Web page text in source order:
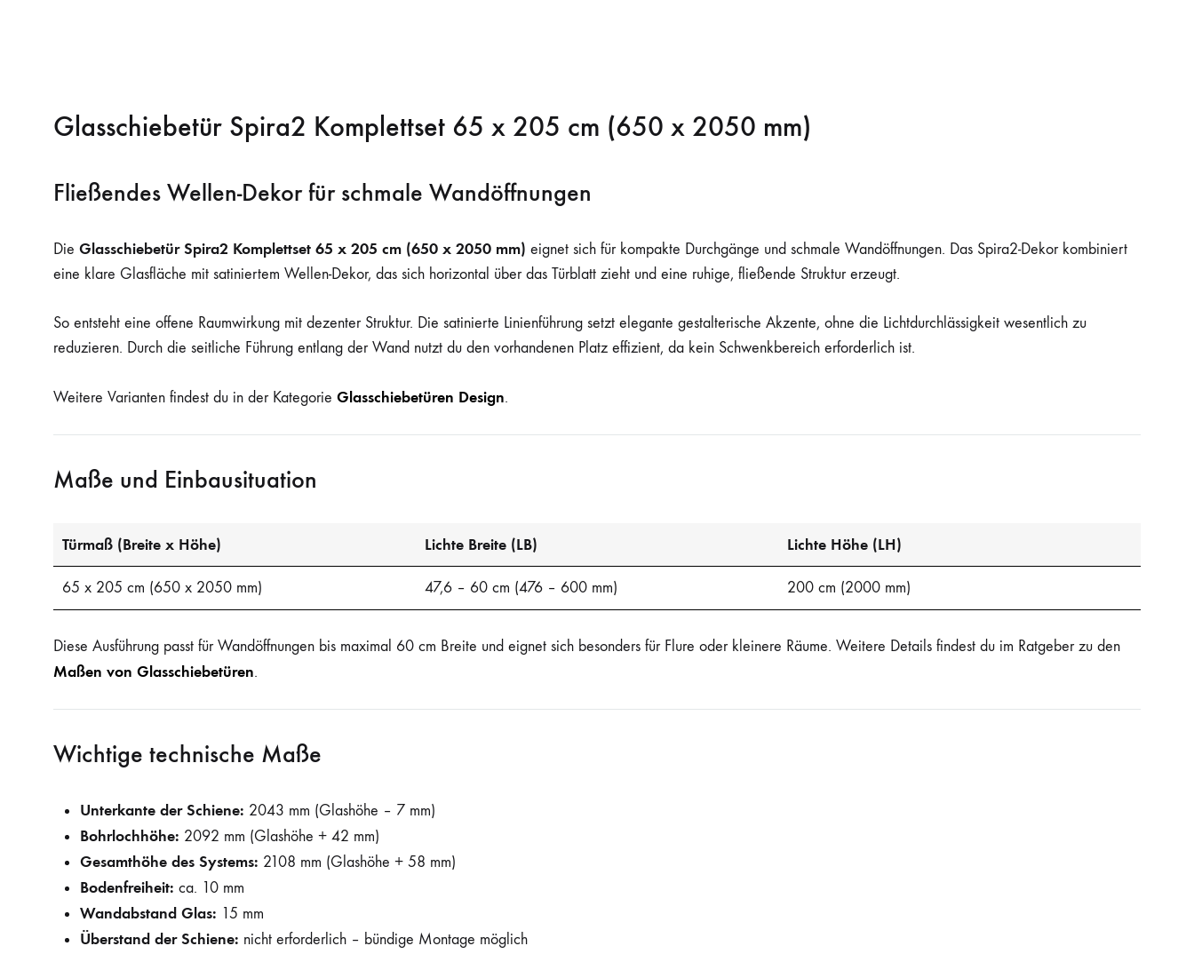
Glasschiebetür Spira2 Komplettset 65 x 205 cm (650 x 2050 mm)
Fließendes Wellen-Dekor für schmale Wandöffnungen
Die Glasschiebetür Spira2 Komplettset 65 x 205 cm (650 x 2050 mm) eignet sich für kompakte Durchgänge und schmale Wandöffnungen. Das Spira2-Dekor kombiniert
eine klare Glasfläche mit satiniertem Wellen-Dekor, das sich horizontal über das Türblatt zieht und eine ruhige, fließende Struktur erzeugt.
So entsteht eine offene Raumwirkung mit dezenter Struktur. Die satinierte Linienführung setzt elegante gestalterische Akzente, ohne die Lichtdurchlässigkeit wesentlich zu
reduzieren. Durch die seitliche Führung entlang der Wand nutzt du den vorhandenen Platz effizient, da kein Schwenkbereich erforderlich ist.
Weitere Varianten findest du in der Kategorie Glasschiebetüren Design.
Maße und Einbausituation
Türmaß (Breite x Höhe) Lichte Breite (LB) Lichte Höhe (LH)
65 x 205 cm (650 x 2050 mm) 47,6 – 60 cm (476 – 600 mm) 200 cm (2000 mm)
Diese Ausführung passt für Wandöffnungen bis maximal 60 cm Breite und eignet sich besonders für Flure oder kleinere Räume. Weitere Details findest du im Ratgeber zu den
Maßen von Glasschiebetüren.
Wichtige technische Maße
Unterkante der Schiene: 2043 mm (Glashöhe – 7 mm)
Bohrlochhöhe: 2092 mm (Glashöhe + 42 mm)
Gesamthöhe des Systems: 2108 mm (Glashöhe + 58 mm)
Bodenfreiheit: ca. 10 mm
Wandabstand Glas: 15 mm
Überstand der Schiene: nicht erforderlich – bündige Montage möglich